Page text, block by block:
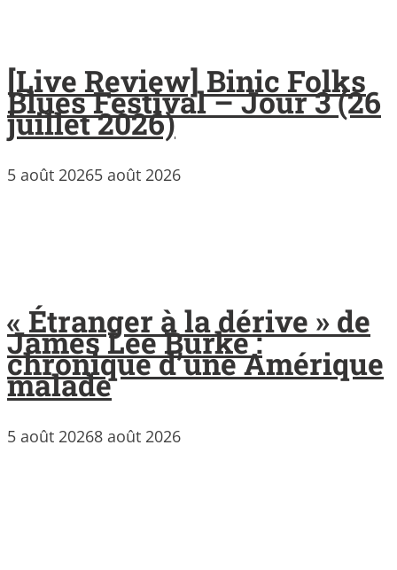
[Live Review] Binic Folks
Blues Festival – Jour 3 (26
juillet 2026)
5 août 20265 août 2026
« Étranger à la dérive » de
James Lee Burke :
chronique d’une Amérique
malade
5 août 20268 août 2026